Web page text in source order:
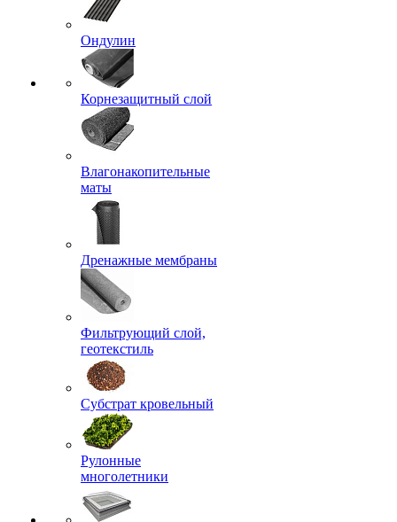
Ондулин
Корнезащитный слой
Влагонакопительные
маты
Дренажные мембраны
Фильтрующий слой,
геотекстиль
Субстрат кровельный
Рулонные
многолетники